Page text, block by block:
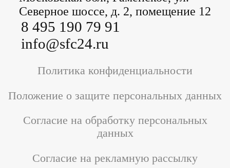
8 495 190 79 91
info@sfc24.ru
Северное шоссе, д. 2, помещение 12
Политика конфиденциальности
Положение о защите персональных данных
Согласие на обработку персональных
данных
Согласие на рекламную рассылку